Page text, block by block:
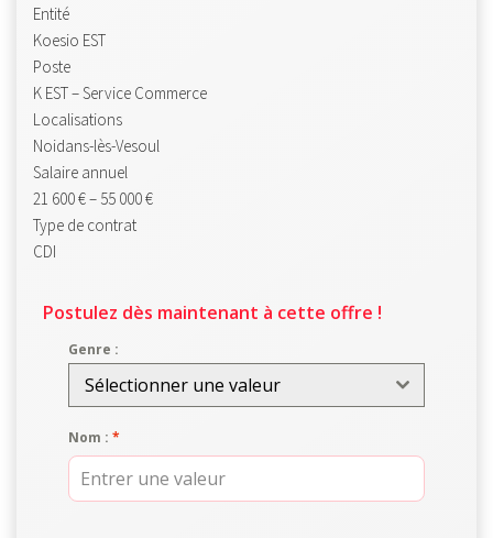
Entité
Koesio EST
Poste
K EST – Service Commerce
Localisations
Noidans-lès-Vesoul
Salaire annuel
21 600 € – 55 000 €
Type de contrat
CDI
Postulez dès maintenant à cette offre !
Genre :
Sélectionner une valeur
Nom : *